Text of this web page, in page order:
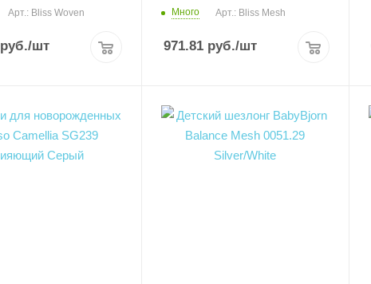
Арт.: Bliss Woven
руб./шт
Много Арт.: Bliss Mesh
971.81руб./шт